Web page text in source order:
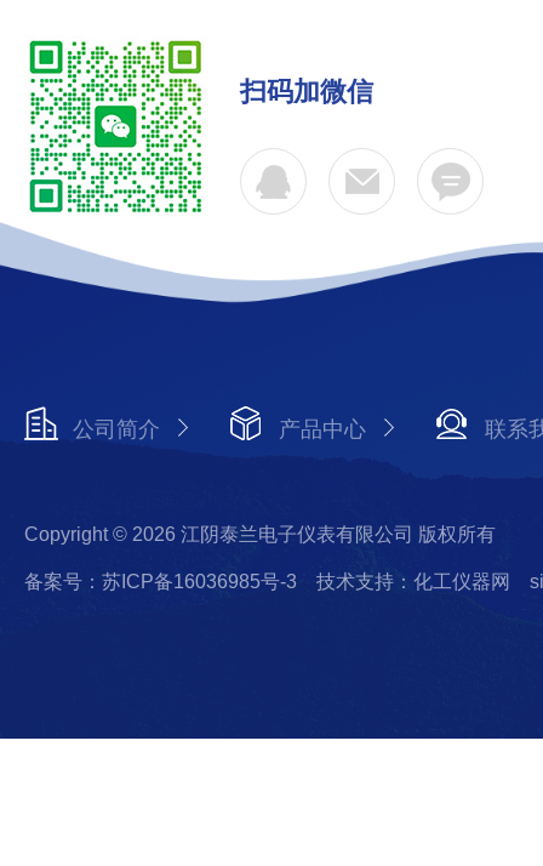
扫码加微信
公司简介 产品中心 联系
Copyright © 2026 江阴泰兰电子仪表有限公司 版权所有
备案号：苏ICP备16036985号-3 技术支持：化工仪器网